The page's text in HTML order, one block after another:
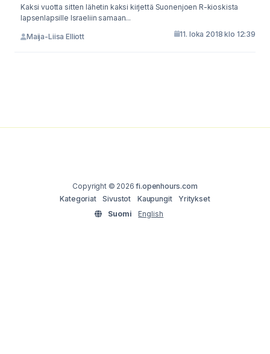
Kaksi vuotta sitten lähetin kaksi kirjettä Suonenjoen R-kioskista
lapsenlapsille Israeliin samaan...
Maija-Liisa Elliott 11. loka 2018 klo 12:39
Copyright © 2026fi.openhours.com
Kategoriat
Sivustot Kaupungit
Yritykset
Suomi
English